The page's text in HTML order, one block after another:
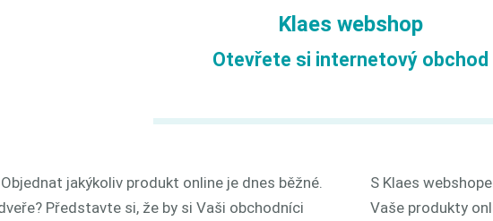
Klaes webshop
Otevřete si internetový obchod
jakýkoliv produkt online je dnes běžné.
Představte si, že by si Vaši obchodníci
S Klaes
Vaše produkty